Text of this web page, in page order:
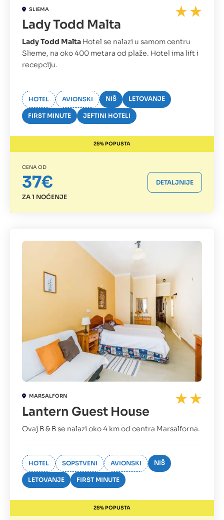
SLIEMA
Lady Todd Malta
Lady Todd Malta Hotel se nalazi u samom centru
Slieme, na oko 400 metara od plaže. Hotel ima lift i
recepciju.
HOTEL AVIONSKI NIŠ LETOVANJE
FIRST MINUTE JEFTINI HOTELI
25% POPUSTA
CENA OD
37€
ZA 1 NOĆENJE
DETALJNIJE
MARSALFORN
Lantern Guest House
Ovaj B & B se nalazi oko 4 km od centra Marsalforna.
HOTEL SOPSTVENI AVIONSKI NIŠ
LETOVANJE FIRST MINUTE
25% POPUSTA